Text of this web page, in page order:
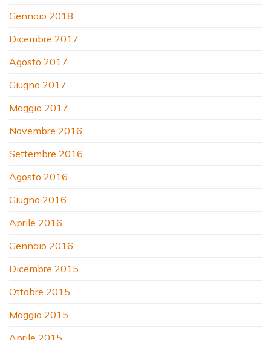
Gennaio 2018
Dicembre 2017
Agosto 2017
Giugno 2017
Maggio 2017
Novembre 2016
Settembre 2016
Agosto 2016
Giugno 2016
Aprile 2016
Gennaio 2016
Dicembre 2015
Ottobre 2015
Maggio 2015